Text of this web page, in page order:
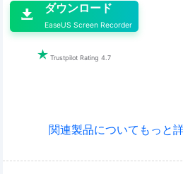
 ダウンロード
EaseUS Screen Recorder
 Trustpilot Rating 4.7
関連製品についてもっと